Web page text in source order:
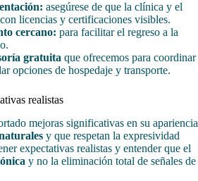
asegúrese de que la clínica y el
licencias y certificaciones visibles.
cercano: para facilitar el regreso a la
gratuita que ofrecemos para coordinar
opciones de hospedaje y transporte.
realistas
mejoras significativas en su apariencia
y que respetan la expresividad
expectativas realistas y entender que el
y no la eliminación total de señales de